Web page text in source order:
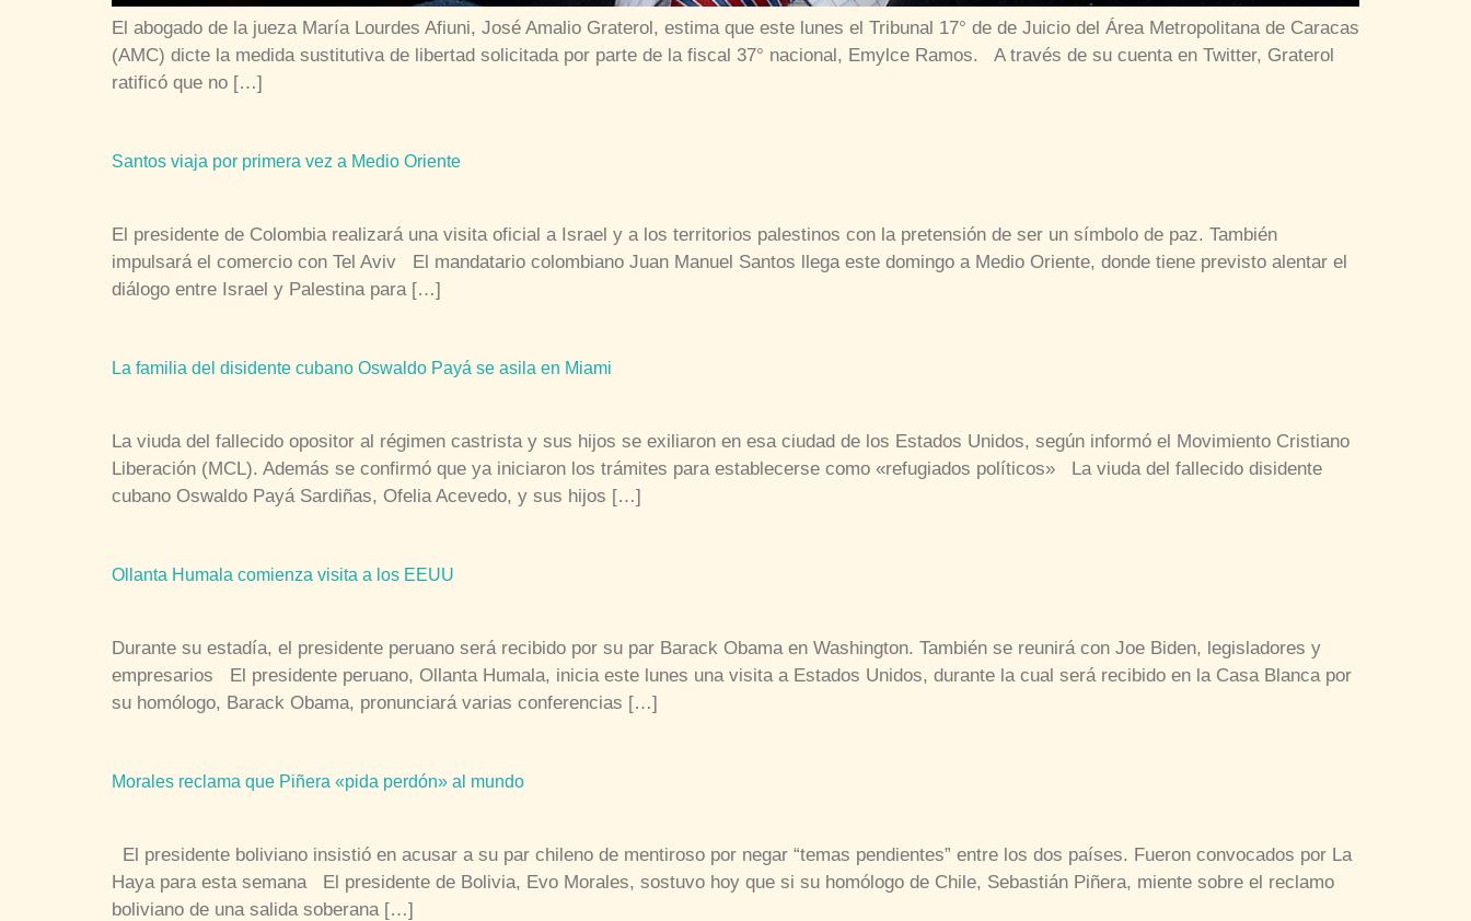
El abogado de la jueza María Lourdes Afiuni, José Amalio Graterol, estima que este lunes el Tribunal 17° de de Juicio del Área Metropolitana de Caracas
(AMC) dicte la medida sustitutiva de libertad solicitada por parte de la fiscal 37° nacional, Emylce Ramos. A través de su cuenta en Twitter, Graterol
ratificó que no […]
Santos viaja por primera vez a Medio Oriente
El presidente de Colombia realizará una visita oficial a Israel y a los territorios palestinos con la pretensión de ser un símbolo de paz. También
impulsará el comercio con Tel Aviv El mandatario colombiano Juan Manuel Santos llega este domingo a Medio Oriente, donde tiene previsto alentar el
diálogo entre Israel y Palestina para […]
La familia del disidente cubano Oswaldo Payá se asila en Miami
La viuda del fallecido opositor al régimen castrista y sus hijos se exiliaron en esa ciudad de los Estados Unidos, según informó el Movimiento Cristiano
Liberación (MCL). Además se confirmó que ya iniciaron los trámites para establecerse como «refugiados políticos» La viuda del fallecido disidente
cubano Oswaldo Payá Sardiñas, Ofelia Acevedo, y sus hijos […]
Ollanta Humala comienza visita a los EEUU
Durante su estadía, el presidente peruano será recibido por su par Barack Obama en Washington. También se reunirá con Joe Biden, legisladores y
empresarios El presidente peruano, Ollanta Humala, inicia este lunes una visita a Estados Unidos, durante la cual será recibido en la Casa Blanca por
su homólogo, Barack Obama, pronunciará varias conferencias […]
Morales reclama que Piñera «pida perdón» al mundo
El presidente boliviano insistió en acusar a su par chileno de mentiroso por negar “temas pendientes” entre los dos países. Fueron convocados por La
Haya para esta semana El presidente de Bolivia, Evo Morales, sostuvo hoy que si su homólogo de Chile, Sebastián Piñera, miente sobre el reclamo
boliviano de una salida soberana […]